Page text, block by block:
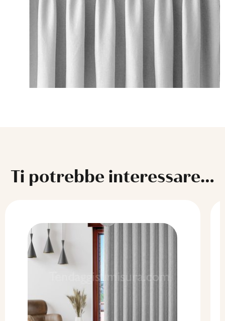
Ti potrebbe interessare…